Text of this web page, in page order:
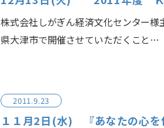
株式会社しがぎん経済文化センター
県大津市で開催させていただくこと…
2011.9.23
１１月2日(水) 『あなたの心を